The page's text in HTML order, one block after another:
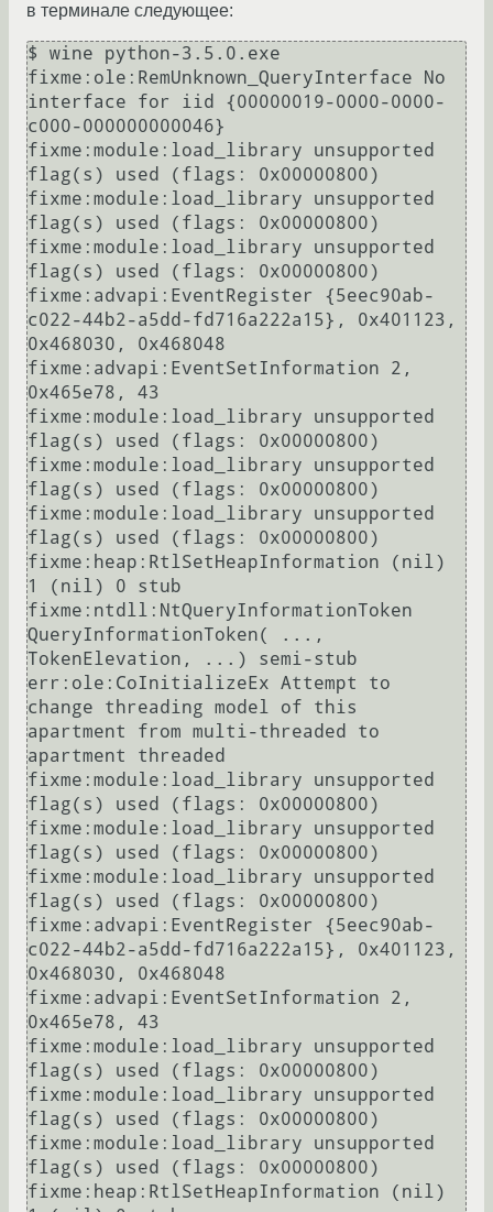
в терминале следующее:
$ wine python-3.5.0.exe
fixme:ole:RemUnknown_QueryInterface No
interface for iid {00000019-0000-0000-
c000-000000000046}
fixme:module:load_library unsupported
flag(s) used (flags: 0x00000800)
fixme:module:load_library unsupported
flag(s) used (flags: 0x00000800)
fixme:module:load_library unsupported
flag(s) used (flags: 0x00000800)
fixme:advapi:EventRegister {5eec90ab-
c022-44b2-a5dd-fd716a222a15}, 0x401123,
0x468030, 0x468048
fixme:advapi:EventSetInformation 2,
0x465e78, 43
fixme:module:load_library unsupported
flag(s) used (flags: 0x00000800)
fixme:module:load_library unsupported
flag(s) used (flags: 0x00000800)
fixme:module:load_library unsupported
flag(s) used (flags: 0x00000800)
fixme:heap:RtlSetHeapInformation (nil)
1 (nil) 0 stub
fixme:ntdll:NtQueryInformationToken
QueryInformationToken( ...,
TokenElevation, ...) semi-stub
err:ole:CoInitializeEx Attempt to
change threading model of this
apartment from multi-threaded to
apartment threaded
fixme:module:load_library unsupported
flag(s) used (flags: 0x00000800)
fixme:module:load_library unsupported
flag(s) used (flags: 0x00000800)
fixme:module:load_library unsupported
flag(s) used (flags: 0x00000800)
fixme:advapi:EventRegister {5eec90ab-
c022-44b2-a5dd-fd716a222a15}, 0x401123,
0x468030, 0x468048
fixme:advapi:EventSetInformation 2,
0x465e78, 43
fixme:module:load_library unsupported
flag(s) used (flags: 0x00000800)
fixme:module:load_library unsupported
flag(s) used (flags: 0x00000800)
fixme:module:load_library unsupported
flag(s) used (flags: 0x00000800)
fixme:heap:RtlSetHeapInformation (nil)